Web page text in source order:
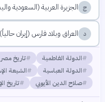
ج الجزيرة العربية (السعودية
د العراق وبلاد فارس (إيران حالياً)
الدولة الفاطمية تاريخ مصر
الدولة العباسية
الشيعة
صلاح الدين الأيوبي
تاريخ